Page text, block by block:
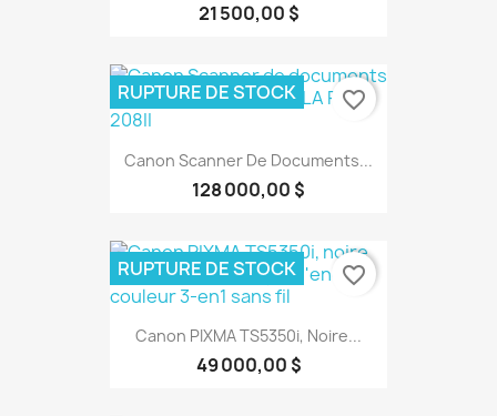
21 500,00 $
Canon Scanner De Documents...
128 000,00 $
RUPTURE DE STOCK favorite_border
Canon PIXMA TS5350i, Noire...
49 000,00 $
RUPTURE DE STOCK favorite_border